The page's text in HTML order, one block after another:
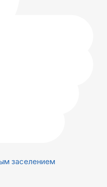
заселением